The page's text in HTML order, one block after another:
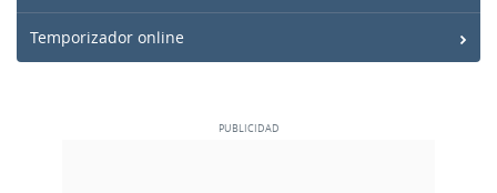
Temporizador online